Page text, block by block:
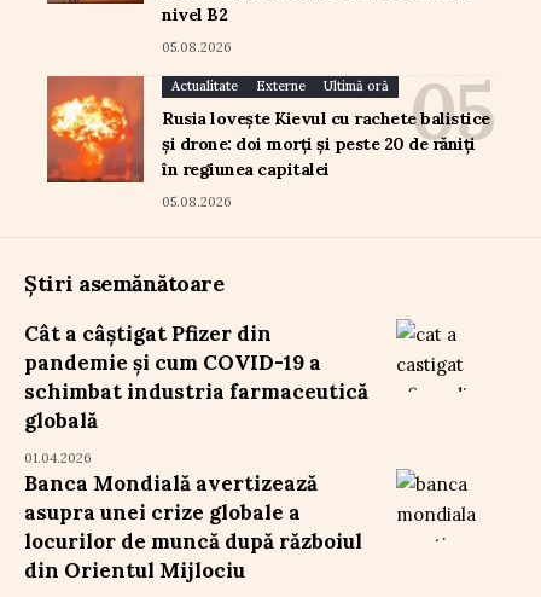
nivel B2
05.08.2026
Actualitate Externe Ultimă oră
Rusia lovește Kievul cu rachete balistice
și drone: doi morți și peste 20 de răniți
în regiunea capitalei
05.08.2026
Știri asemănătoare
Cât a câștigat Pfizer din
pandemie și cum COVID-19 a
schimbat industria farmaceutică
globală
01.04.2026
Banca Mondială avertizează
asupra unei crize globale a
locurilor de muncă după războiul
din Orientul Mijlociu